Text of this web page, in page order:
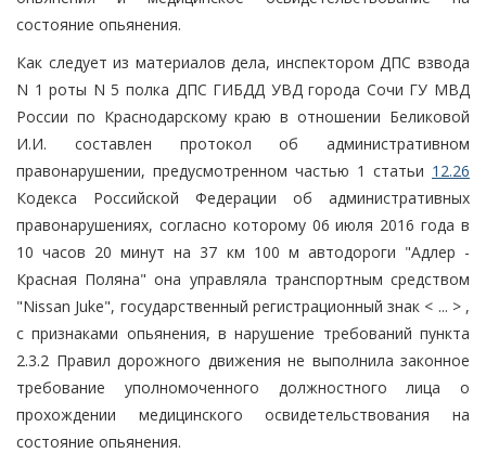
состояние опьянения.
Как следует из материалов дела, инспектором ДПС взвода
N 1 роты N 5 полка ДПС ГИБДД УВД города Сочи ГУ МВД
России по Краснодарскому краю в отношении Беликовой
И.И. составлен протокол об административном
правонарушении, предусмотренном частью 1 статьи 12.26
Кодекса Российской Федерации об административных
правонарушениях, согласно которому 06 июля 2016 года в
10 часов 20 минут на 37 км 100 м автодороги "Адлер -
Красная Поляна" она управляла транспортным средством
"Nissan Juke", государственный регистрационный знак < ... > ,
с признаками опьянения, в нарушение требований пункта
2.3.2 Правил дорожного движения не выполнила законное
требование уполномоченного должностного лица о
прохождении медицинского освидетельствования на
состояние опьянения.